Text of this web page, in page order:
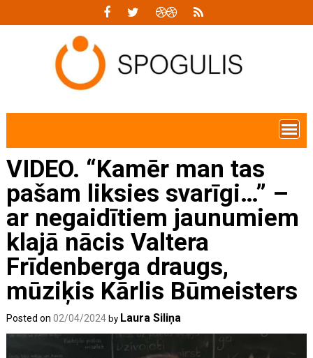
VIDEO. “Kamēr man tas
pašam liksies svarīgi…” –
ar negaidītiem jaunumiem
klajā nācis Valtera
Frīdenberga draugs,
mūziķis Kārlis Būmeisters
Posted on02/04/2024 by Laura Siliņa